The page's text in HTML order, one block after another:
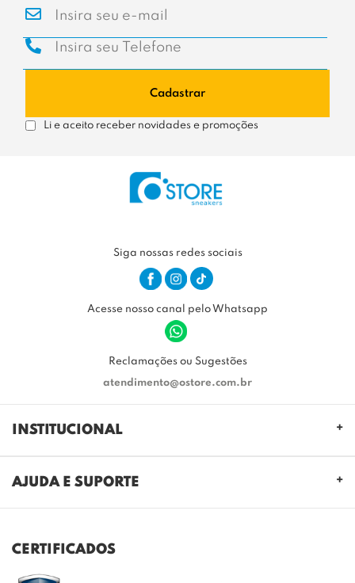
Cadastrar
Li e aceito receber novidades e promoções
Siga nossas redes sociais
Acesse nosso canal pelo Whatsapp
Reclamações ou Sugestões
atendimento@ostore.com.br
INSTITUCIONAL
REGULAMENTO CASHBACK
AJUDA E SUPORTE
TROCAS E DEVOLUÇÕES
ENVIO E ENTREGA
CERTIFICADOS